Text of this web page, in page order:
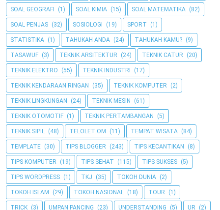
SOAL GEOGRAFI (1) SOAL KIMIA (15) SOAL MATEMATIKA (82)
SOAL PENJAS (32) SOSIOLOGI (19) SPORT (1)
STATISTIKA (1) TAHUKAH ANDA (24) TAHUKAH KAMU? (9)
TASAWUF (3) TEKNIK ARSITEKTUR (24) TEKNIK CATUR (20)
TEKNIK ELEKTRO (55) TEKNIK INDUSTRI (17)
TEKNIK KENDARAAN RINGAN (35) TEKNIK KOMPUTER (2)
TEKNIK LINGKUNGAN (24) TEKNIK MESIN (61)
TEKNIK OTOMOTIF (1) TEKNIK PERTAMBANGAN (5)
TEKNIK SIPIL (48) TELOLET OM (11) TEMPAT WISATA (84)
TEMPLATE (30) TIPS BLOGGER (243) TIPS KECANTIKAN (8)
TIPS KOMPUTER (19) TIPS SEHAT (115) TIPS SUKSES (5)
TIPS WORDPRESS (1) TKJ (35) TOKOH DUNIA (2)
TOKOH ISLAM (29) TOKOH NASIONAL (18) TOUR (1)
TRICK (3) UMPAN PANCING (23) UNDERSTANDING (5) UR (2)